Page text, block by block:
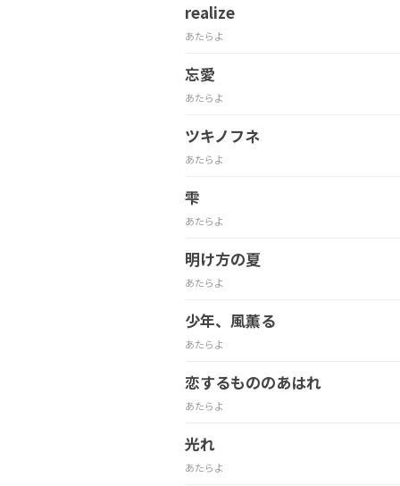
realize
あたらよ
忘愛
あたらよ
ツキノフネ
あたらよ
雫
あたらよ
明け方の夏
あたらよ
少年、風薫る
あたらよ
恋するもののあはれ
あたらよ
光れ
あたらよ